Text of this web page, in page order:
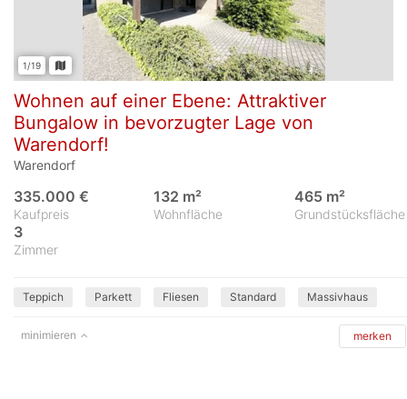
1/19
Wohnen auf einer Ebene: Attraktiver
Bungalow in bevorzugter Lage von
Warendorf!
Warendorf
Kaufpreis
335.000 €
Wohnfläche
132 m²
Grundstücksfläche
465 m²
Zimmer
3
Teppich Parkett Fliesen Standard Massivhaus
minimieren merken